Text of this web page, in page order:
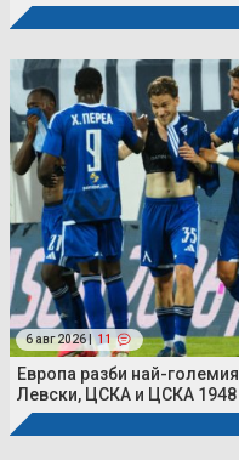
6 авг 2026 | 11
Европа разби най-
Левски, ЦСКА и ЦСКА 1948